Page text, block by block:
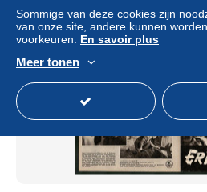
Nieuw
Sommige van deze cookies zijn
van onze site, andere kunnen
voorkeuren. En savoir plus
Meer tonen